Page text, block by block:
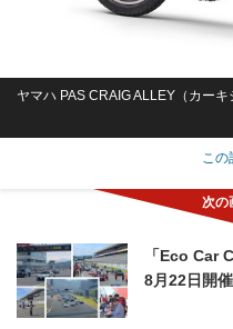
ヤマハ PAS CRAIG ALLEY（カーキ
こ
「Eco Car
8月22日開